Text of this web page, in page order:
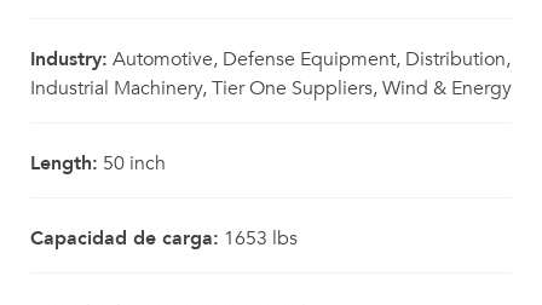
Industry: Automotive, Defense Equipment, Distribution,
Industrial Machinery, Tier One Suppliers, Wind & Energy
Length: 50 inch
Capacidad de carga: 1653 lbs